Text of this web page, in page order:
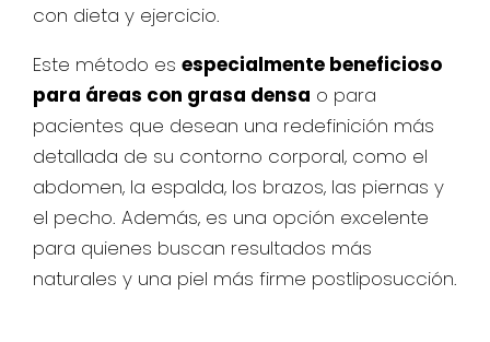
con dieta y ejercicio.
Este método es especialmente beneficioso
para áreas con grasa densa o para
pacientes que desean una redefinición más
detallada de su contorno corporal, como el
abdomen, la espalda, los brazos, las piernas y
el pecho. Además, es una opción excelente
para quienes buscan resultados más
naturales y una piel más firme postliposucción.